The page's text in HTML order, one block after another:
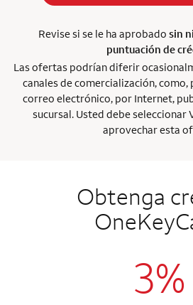
Revise si se le ha aprobado sin
puntuación de
Las ofertas podrían diferir
canales de comercialización,
correo electrónico, por Internet,
sucursal. Usted debe seleccionar
aprovechar esta
Obtenga
3%